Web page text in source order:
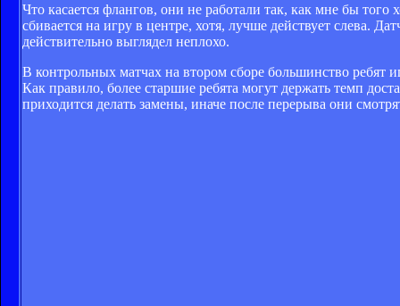
Что касается флангов, они не работали так, как мне бы
сбивается на игру в центре, хотя, лучше действует слева.
действительно выглядел неплохо.
В контрольных матчах на втором сборе большинство ребят
Как правило, более старшие ребята могут держать темп
приходится делать замены, иначе после перерыва они